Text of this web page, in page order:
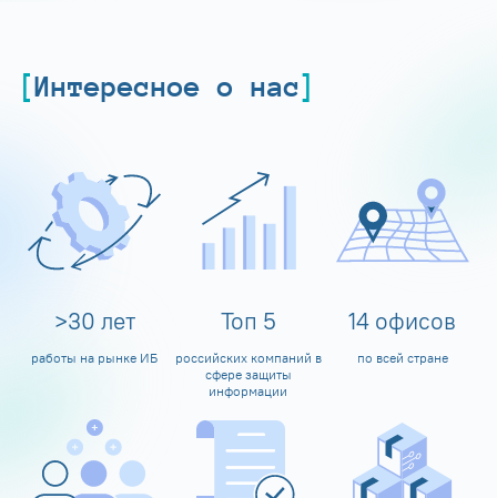
Интересное о нас
>30 лет
работы на рынке ИБ
Топ 5
российских компаний в
сфере защиты
информации
14 офисов
по всей стране